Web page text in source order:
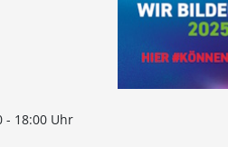
- 18:00 Uhr